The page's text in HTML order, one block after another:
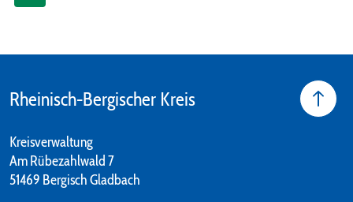
Rheinisch-Bergischer Kreis
Kreisverwaltung
Am Rübezahlwald 7
51469 Bergisch Gladbach